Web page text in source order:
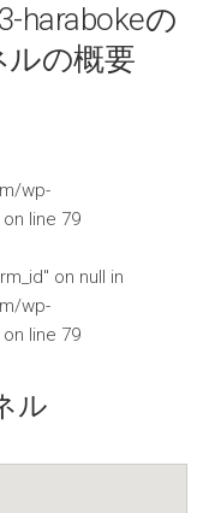
harabokeの
ルの概要
wp-
on line 79
on null in
wp-
on line 79
ル